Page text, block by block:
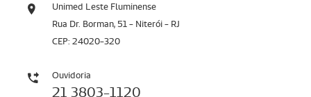
Unimed Leste Fluminense
Rua Dr. Borman, 51 - Niterói - RJ
CEP: 24020-320
Ouvidoria
21 3803-1120